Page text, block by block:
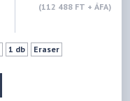
(112 488 FT + ÁFA)
1 db Eraser